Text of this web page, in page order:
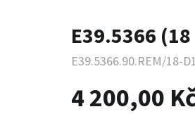
E39.5366
E39.5366.90.REM/18-
4 200,00